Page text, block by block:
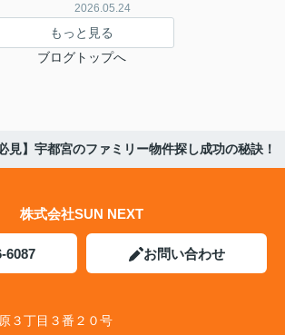
2026.05.24
もっと見る
ブログトップへ
必見】宇都宮のファミリー物件探し成功の秘訣！
株式会社SUN NEXT
6087 お問い合わせ
３丁目３番２０号